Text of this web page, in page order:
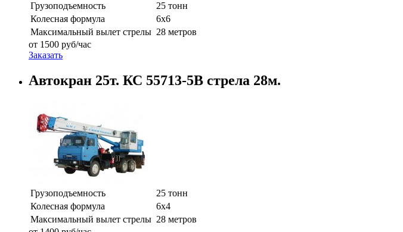
Грузоподъемность
25 тонн
Колесная формула
6х6
Максимальный вылет стрелы 28 метров
от 1500 руб/час
Заказать
Автокран 25т. КС 55713-5В стрела 28м.
Грузоподъемность
25 тонн
Колесная формула
6х4
Максимальный вылет стрелы 28 метров